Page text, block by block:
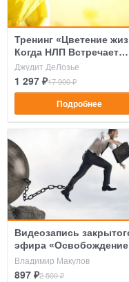
Тренинг «Цветение
Когда НЛП Встречает
Буддизм»
Джудит ДеЛозье
1 297 ₽17 900 ₽
Подробнее
Видеозапись
эфира «Освобождение
ожиданий»
Владимир Макулов
897 ₽2 500 ₽